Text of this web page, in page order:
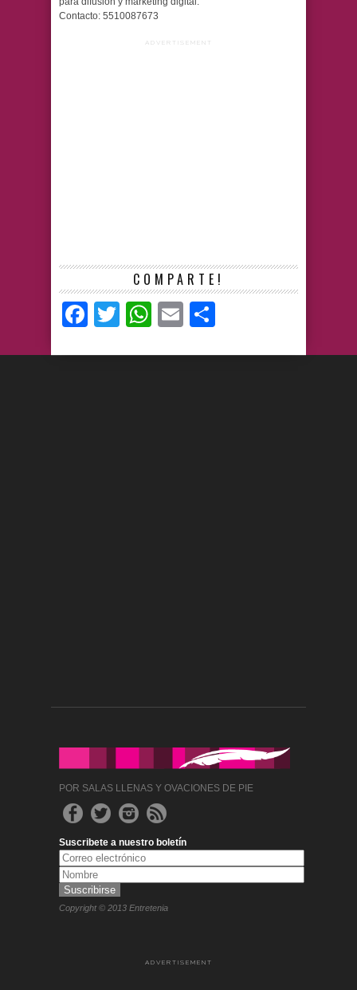
Contacto: 5510087673
ADVERTISEMENT
COMPARTE!
Facebook
TwitterWhatsApp
Email
POR SALAS LLENAS Y OVACIONES DE PIE
Suscribete a nuestro boletín
Copyright © 2013 Entretenia
ADVERTISEMENT